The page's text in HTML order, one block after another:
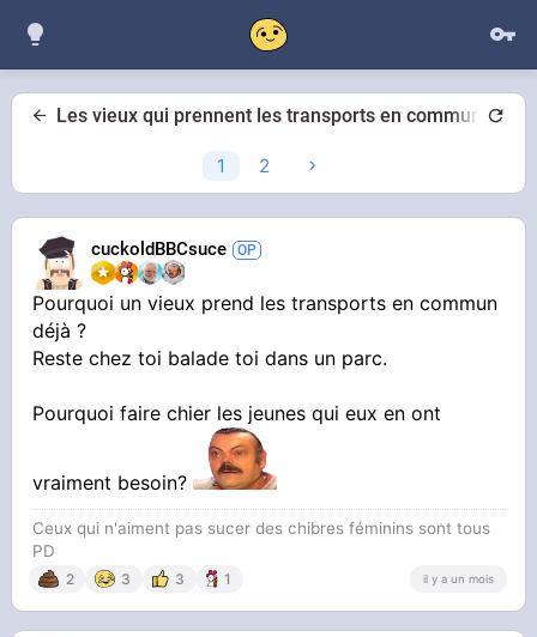
Les vieux qui prennent les transports en commun et
1 2
cuckoldBBCsuce
Pourquoi un vieux prend les transports en commun
déjà ?
Reste chez toi balade toi dans un parc.
Pourquoi faire chier les jeunes qui eux en ont
vraiment besoin?
Ceux qui n'aiment pas sucer des chibres féminins sont tous
PD
2 3 3 1 il y a un mois